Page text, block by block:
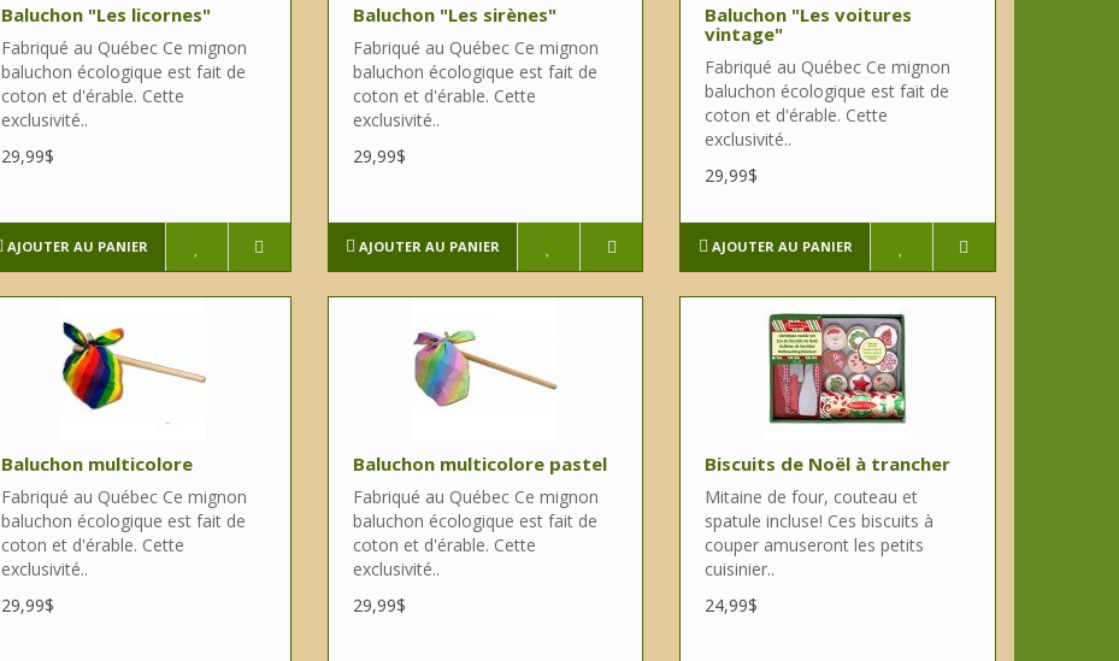
Baluchon "Les licornes"
Fabriqué au Québec Ce mignon
baluchon écologique est fait de
coton et d'érable. Cette
exclusivité..
29,99$
AJOUTER AU PANIER
Baluchon "Les sirènes"
Fabriqué au Québec Ce mignon
baluchon écologique est fait de
coton et d'érable. Cette
exclusivité..
29,99$
AJOUTER AU PANIER
Baluchon "Les voitures
vintage"
Fabriqué au Québec Ce mignon
baluchon écologique est fait de
coton et d'érable. Cette
exclusivité..
29,99$
AJOUTER AU PANIER
Baluchon multicolore
Fabriqué au Québec Ce mignon
baluchon écologique est fait de
coton et d'érable. Cette
exclusivité..
29,99$
Baluchon multicolore pastel
Fabriqué au Québec Ce mignon
baluchon écologique est fait de
coton et d'érable. Cette
exclusivité..
29,99$
Biscuits de Noël à trancher
Mitaine de four, couteau et
spatule incluse! Ces biscuits à
couper amuseront les petits
cuisinier..
24,99$